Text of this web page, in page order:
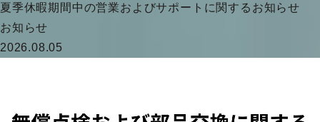
夏季休暇期間中の営業およびサポートに関するお知らせ
お知らせ
2026.08.05